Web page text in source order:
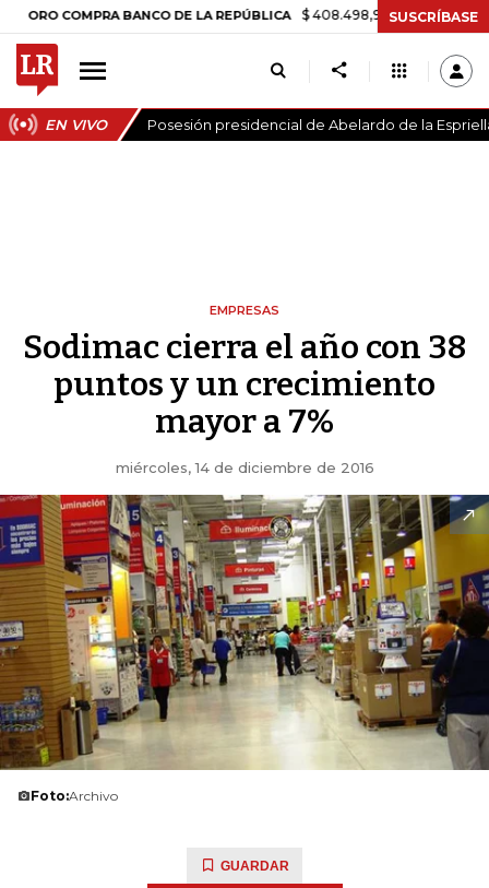
COMPRA BANCO DE LA REPÚBLICA $ 408.498,97 +$ 8.753,81 +2,19%
SUSCRÍBASE
EN VIVO Posesión presidencial de Abelardo de la
EMPRESAS
Sodimac cierra el año con 38
puntos y un crecimiento
mayor a 7%
miércoles, 14 de diciembre de 2016
Foto:Archivo
GUARDAR